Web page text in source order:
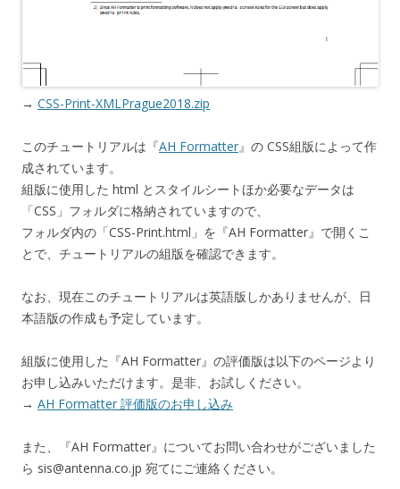
→ CSS-Print-XMLPrague2018.zip
このチュートリアルは『AH Formatter』の CSS組版によって作
成されています。
組版に使用した html とスタイルシートほか必要なデータは
「CSS」フォルダに格納されていますので、
フォルダ内の「CSS-Print.html」を『AH Formatter』で開くこ
とで、チュートリアルの組版を確認できます。
なお、現在このチュートリアルは英語版しかありませんが、日
本語版の作成も予定しています。
組版に使用した『AH Formatter』の評価版は以下のページより
お申し込みいただけます。是非、お試しください。
→ AH Formatter 評価版のお申し込み
また、『AH Formatter』についてお問い合わせがございました
ら sis@antenna.co.jp 宛てにご連絡ください。